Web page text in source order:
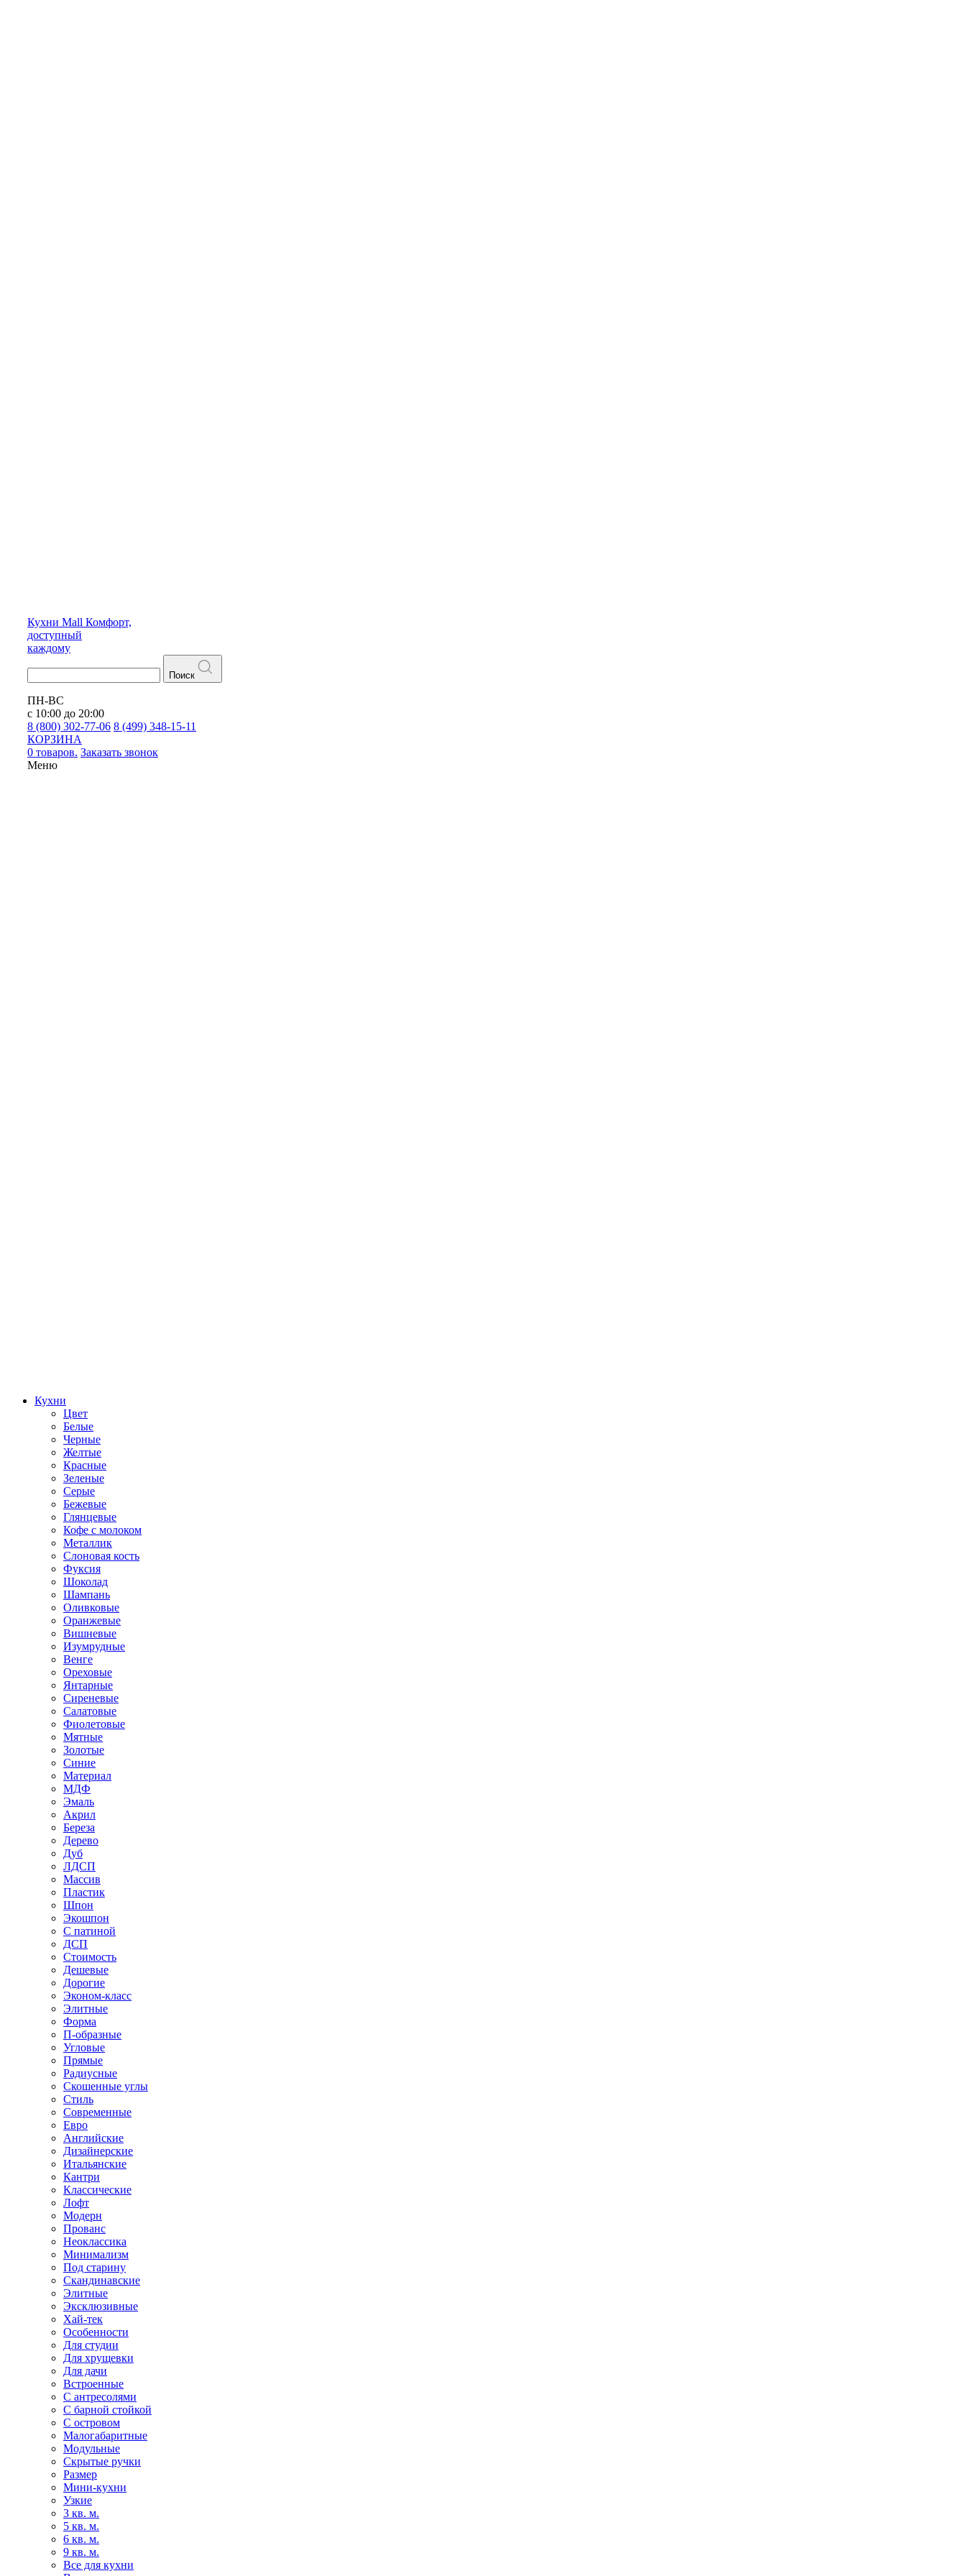
Кухни Mall Комфорт,
доступный
каждому
Поиск
ПН-ВС
с 10:00 до 20:00
8 (800) 302-77-06 8 (499) 348-15-11
КОРЗИНА
0 товаров. Заказать звонок
Меню
Кухни
Цвет
Белые
Черные
Желтые
Красные
Зеленые
Серые
Бежевые
Глянцевые
Кофе с молоком
Металлик
Слоновая кость
Фуксия
Шоколад
Шампань
Оливковые
Оранжевые
Вишневые
Изумрудные
Венге
Ореховые
Янтарные
Сиреневые
Салатовые
Фиолетовые
Мятные
Золотые
Синие
Материал
МДФ
Эмаль
Акрил
Береза
Дерево
Дуб
ЛДСП
Массив
Пластик
Шпон
Экошпон
С патиной
ДСП
Стоимость
Дешевые
Дорогие
Эконом-класс
Элитные
Форма
П-образные
Угловые
Прямые
Радиусные
Скошенные углы
Стиль
Современные
Евро
Английские
Дизайнерские
Итальянские
Кантри
Классические
Лофт
Модерн
Прованс
Неоклассика
Минимализм
Под старину
Скандинавские
Элитные
Эксклюзивные
Хай-тек
Особенности
Для студии
Для хрущевки
Для дачи
Встроенные
С антресолями
С барной стойкой
С островом
Малогабаритные
Модульные
Скрытые ручки
Размер
Мини-кухни
Узкие
3 кв. м.
5 кв. м.
6 кв. м.
9 кв. м.
Все для кухни